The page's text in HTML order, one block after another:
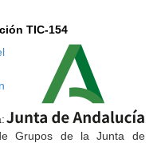
TIC-154
Grupos de la Junta de